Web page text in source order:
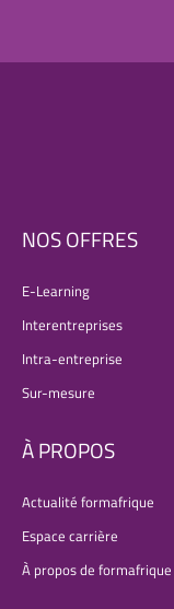
NOS OFFRES
E-Learning
Interentreprises
Intra-entreprise
Sur-mesure
À PROPOS
Actualité formafrique
Espace carrière
À propos de formafrique